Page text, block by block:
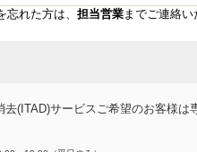
忘れた方は、 担当営業までご連絡い
(ITAD)サービスご希望のお客様は